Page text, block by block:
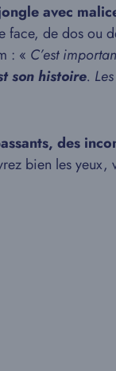
avec
face, de dos ou
: « C’est
son histoire.
des
bien les yeux,